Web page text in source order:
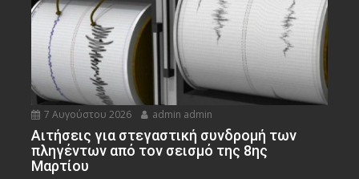
7 Αυγούστου 2026 admin admin
Αιτήσεις για στεγαστική συνδρομή των
πληγέντων από τον σεισμό της 8ης
Μαρτίου